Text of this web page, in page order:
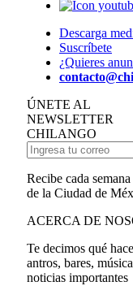
Descarga
Suscríbete
¿Quieres
ÚNETE AL
NEWSLETTER
CHILANGO
Recibe cada
de la Ciudad de
ACERCA DE
Te decimos qué
antros, bares,
noticias importantes